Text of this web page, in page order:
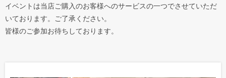
イベントは当店ご購入のお客様へのサービスの一つでさせていただ
いております。ご了承ください。
皆様のご参加お待ちしております。